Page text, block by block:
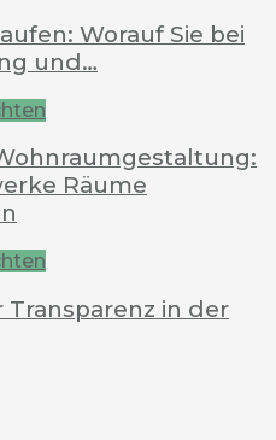
Worauf Sie bei
und…
Räume
Transparenz in der